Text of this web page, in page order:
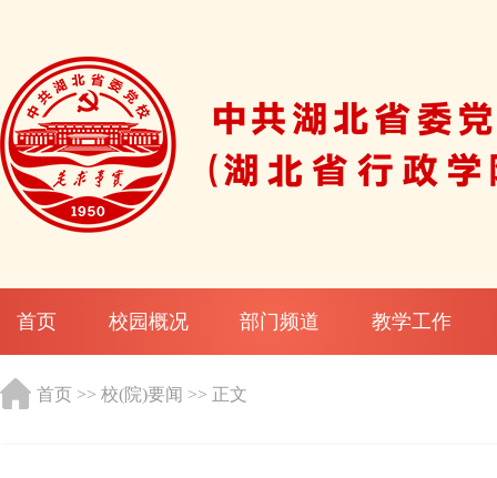
首页 校园概况 部门频道 教学工作
首页 >> 校(院)要闻 >> 正文